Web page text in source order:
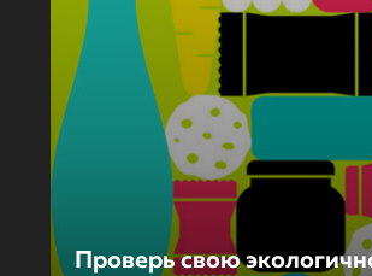
Проверь свою